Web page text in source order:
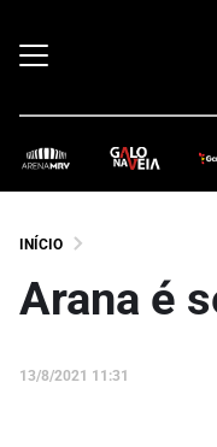
INÍCIO
Arana é
13/8/2021 11:31